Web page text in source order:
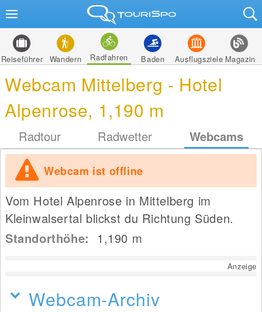
Reiseführer Wandern Radfahren Baden Ausflugsziele Magazin
Webcam Mittelberg - Hotel
Alpenrose, 1,190 m
Radtour Radwetter Webcams
Webcam ist offline
Vom Hotel Alpenrose in Mittelberg im
Kleinwalsertal blickst du Richtung Süden.
Standorthöhe: 1,190 m
Anzeige
Webcam-Archiv